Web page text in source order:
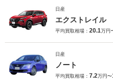
日産
エクストレイル
平均買取相場： 20.1万円
日産
ノート
平均買取相場： 7.2万円〜